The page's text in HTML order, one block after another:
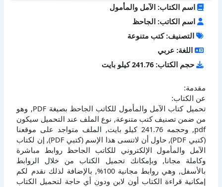
اسم الكتاب: الآمل والمأمول
اسم الكاتب: الجاحظ
التصنيف: كتب متنوعة
اللغة: عربي
حجم الكتاب: 241.76 كيلو بايت
مقدمة:
عن الكتاب:
تحميل كتاب الآمل والمأمول للكاتب الجاحظ بصيغة PDF, وهو
من ضمن تصنيف كتب متنوعة, نوع الملف عند التحميل سيكون
pdf, وحجمه 241.76 كيلو بايت, الملف متواجد على موقعنا
(كتبي PDF), حاول أن لاتنسى هذا الإسم (كتبي PDF), إن لكتاب
الآمل والمأمول الإلكتروني للكاتب الجاحظ روابط مباشرة
وكاملة مجانا, وبإمكانك تحميل الكتاب من خلال الروابط
بالأسفل, وهي روابط مجانية 100%, بالإضافة لذلك نقدم لكم
إمكانية قراءة الكتاب أون لاين ودون أي حاجة لتحميل الكتاب